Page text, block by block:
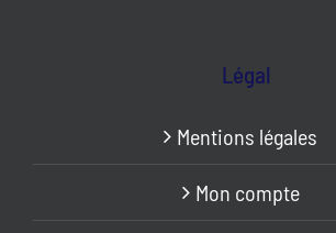
Légal
Mentions légales
Mon compte